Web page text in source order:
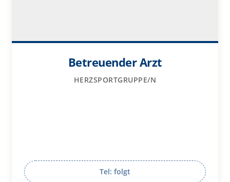
Betreuender Arzt
HERZSPORTGRUPPE/N
Tel: folgt